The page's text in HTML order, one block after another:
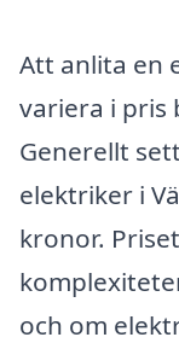
Att anlita en
variera i pris
Generellt
elektriker i
kronor.
och om